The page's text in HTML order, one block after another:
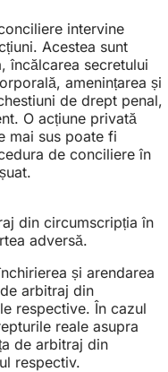
intervine
Acestea sunt
încălcarea secretului
amenințarea și
de drept penal,
O acțiune privată
mai sus poate fi
de conciliere în
din circumscripția în
adversă.
și arendarea
arbitraj din
respective. În cazul
reale asupra
de arbitraj din
respectiv.